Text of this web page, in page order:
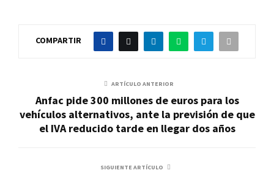
COMPARTIR
ARTÍCULO ANTERIOR
Anfac pide 300 millones de euros para los
vehículos alternativos, ante la previsión de que
el IVA reducido tarde en llegar dos años
SIGUIENTE ARTÍCULO